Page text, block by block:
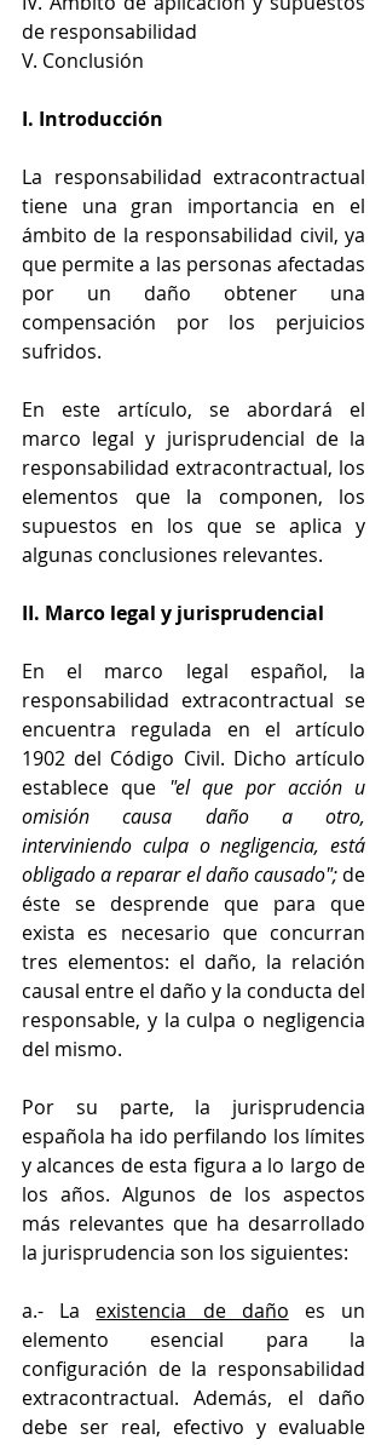
de responsabilidad
V. Conclusión
I. Introducción
La responsabilidad extracontractual
tiene una gran importancia en el
ámbito de la responsabilidad civil, ya
que permite a las personas afectadas
por un daño obtener una
compensación por los perjuicios
sufridos.
En este artículo, se abordará el
marco legal y jurisprudencial de la
responsabilidad extracontractual, los
elementos que la componen, los
supuestos en los que se aplica y
algunas conclusiones relevantes.
II. Marco legal y jurisprudencial
En el marco legal español, la
responsabilidad extracontractual se
encuentra regulada en el artículo
1902 del Código Civil. Dicho artículo
establece que "el que por acción u
omisión causa daño a otro,
interviniendo culpa o negligencia, está
obligado a reparar el daño causado"; de
éste se desprende que para que
exista es necesario que concurran
tres elementos: el daño, la relación
causal entre el daño y la conducta del
responsable, y la culpa o negligencia
del mismo.
Por su parte, la jurisprudencia
española ha ido perfilando los límites
y alcances de esta figura a lo largo de
los años. Algunos de los aspectos
más relevantes que ha desarrollado
la jurisprudencia son los siguientes:
a.- La existencia de daño es un
elemento esencial para la
configuración de la responsabilidad
extracontractual. Además, el daño
debe ser real, efectivo y evaluable